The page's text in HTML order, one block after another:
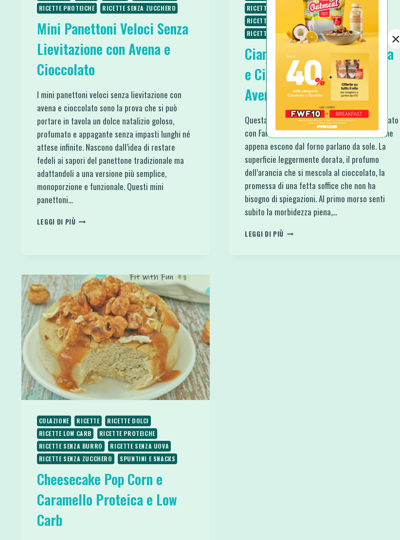
RICETTE PROTEICHE
RICETTE SENZA ZUCCHERO
Mini Panettoni Veloci Senza
Lievitazione con Avena e
Cioccolato
I mini panettoni veloci senza lievitazione con
avena e cioccolato sono la prova che si può
portare in tavola un dolce natalizio goloso,
profumato e appagante senza impasti lunghi né
attese infinite. Nascono dall’idea di restare
fedeli ai sapori del panettone tradizionale ma
adattandoli a una versione più semplice,
monoporzione e funzionale. Questi mini
panettoni…
LEGGI DI PIÙMINI
AVENA
E
CIOCCOLATO
RICETTE DOLCI
RICETTE PROTEICHE
RICETTE SENZA BURRO
RICETTE SENZA GLUTINE
RICETTE SENZA ZUCCHERO
Ciambella Proteica Ricotta
e Cioccolato con Farina di
Avena
Questa Ciambella Proteica Ricotta e Cioccolato
con Farina di Avena è una di quelle ricette che
appena escono dal forno parlano da sole. La
superficie leggermente dorata, il profumo
dell’arancia che si mescola al cioccolato, la
promessa di una fetta soffice che non ha
bisogno di spiegazioni. Al primo morso senti
subito la morbidezza piena,…
LEGGI DI PIÙ CIAMBELLA
COLAZIONE RICETTE
RICETTE DOLCI
RICETTE LOW CARB
RICETTE PROTEICHE
RICETTE SENZA BURRO
RICETTE SENZA UOVA
RICETTE SENZA ZUCCHERO
SPUNTINI E SNACKS
Cheesecake Pop Corn e
Caramello Proteica e Low
Carb
×